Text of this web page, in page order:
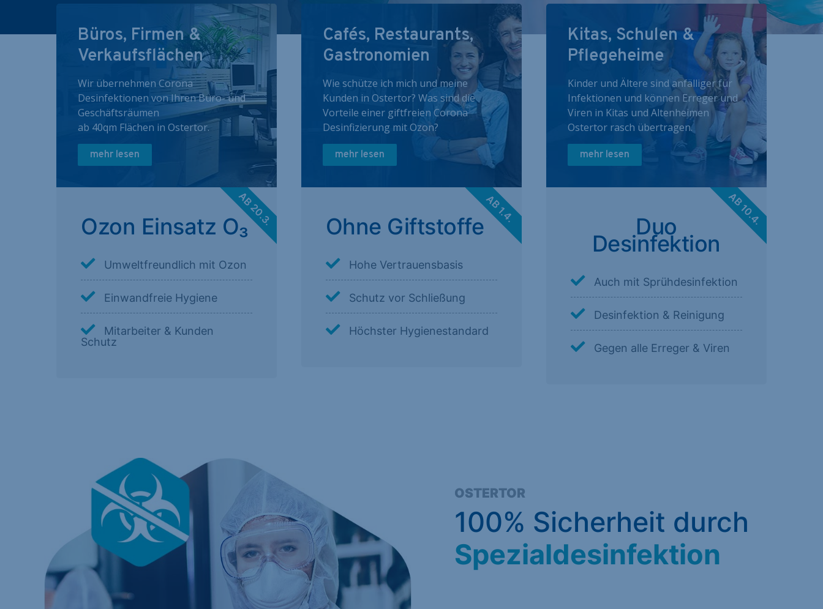
Büros, Firmen &
Verkaufsflächen
Wir übernehmen Corona
Desinfektionen von Ihren Büro- und
Geschäftsräumen
ab 40qm Flächen in Ostertor.
mehr lesen
Ozon Einsatz O₃
Umweltfreundlich mit Ozon
Einwandfreie Hygiene
Mitarbeiter & Kunden
Schutz
AB 20.3.
Cafés, Restaurants,
Gastronomien
Wie schütze ich mich und meine
Kunden in Ostertor? Was sind die
Vorteile einer giftfreien Corona
Desinfizierung mit Ozon?
mehr lesen
Ohne Giftstoffe
Hohe Vertrauensbasis
Schutz vor Schließung
Höchster Hygienestandard
AB 1.4.
Kitas, Schulen &
Pflegeheime
Kinder und Ältere sind anfälliger für
Infektionen und können Erreger und
Viren in Kitas und Altenheimen
Ostertor rasch übertragen.
mehr lesen
Duo
Desinfektion
Auch mit Sprühdesinfektion
Desinfektion & Reinigung
Gegen alle Erreger & Viren
AB 10.4.
OSTERTOR
100% Sicherheit durch
Spezialdesinfektion